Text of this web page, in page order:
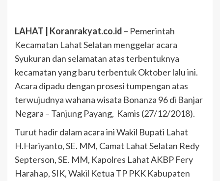
LAHAT | Koranrakyat.co.id – Pemerintah
Kecamatan Lahat Selatan menggelar acara
Syukuran dan selamatan atas terbentuknya
kecamatan yang baru terbentuk Oktober lalu ini.
Acara dipadu dengan prosesi tumpengan atas
terwujudnya wahana wisata Bonanza 96 di Banjar
Negara – Tanjung Payang, Kamis (27/12/2018).
Turut hadir dalam acara ini Wakil Bupati Lahat
H.Hariyanto, SE. MM, Camat Lahat Selatan Redy
Septerson, SE. MM, Kapolres Lahat AKBP Fery
Harahap, SIK, Wakil Ketua TP PKK Kabupaten